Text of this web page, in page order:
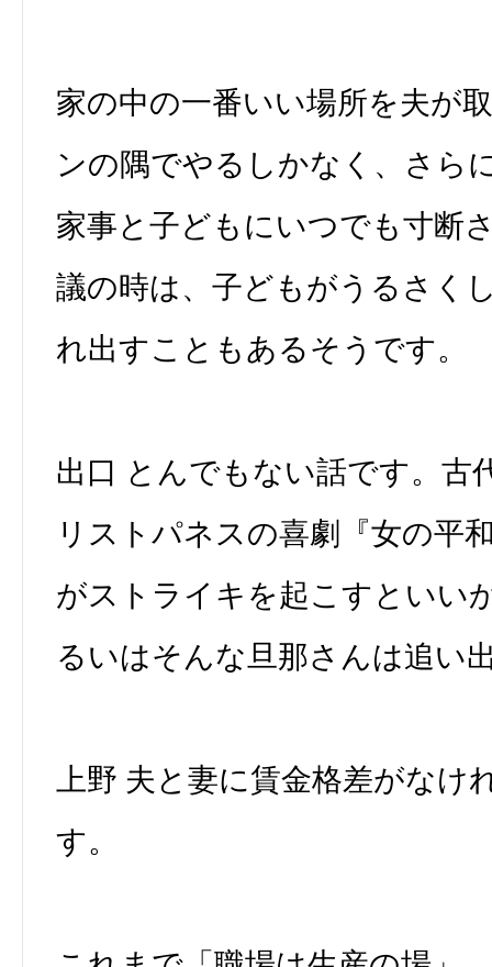
家の中の一番いい場所を夫が
ンの隅でやるしかなく、さら
家事と子どもにいつでも寸断
議の時は、子どもがうるさく
れ出すこともあるそうです。
出口 とんでもない話です。古
リストパネスの喜劇『女の平
がストライキを起こすといい
るいはそんな旦那さんは追い
上野 夫と妻に賃金格差がなけ
す。